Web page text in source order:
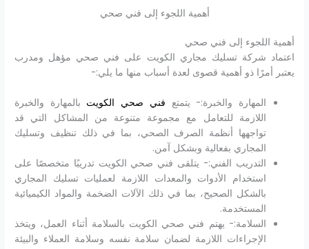
أهمية اللجوء إلى فني صحي
أهمية اللجوء إلى فني صحي
اعتماد شركة تسليك مجاري الكويت على فني صحي مؤهل ومدرب
يعتبر أمرًا ذو أهمية قصوى لعدة أسباب منها ما يلي:-
المهارة والخبرة:- يتمتع فني صحي الكويت بالمهارة والخبرة
اللازمة للتعامل مع مجموعة متنوعة من المشاكل التي قد
تواجهها أنظمة الصرف الصحي، بما في ذلك تنظيف وتسليك
المجاري بفعالية وبشكل آمن.
التدريب الفني:- يتلقى فني صحي الكويت تدريبًا متخصصًا على
استخدام الأدوات والمعدات اللازمة لعمليات تسليك المجاري
بالشكل الصحيح، بما في ذلك الآلات الضخمة والمواد الكيميائية
المستخدمة.
السلامة:- يهتم فني صحي الكويت بالسلامة أثناء العمل، ويتخذ
الإجراءات اللازمة لضمان سلامة نفسه وسلامة العملاء والبيئة